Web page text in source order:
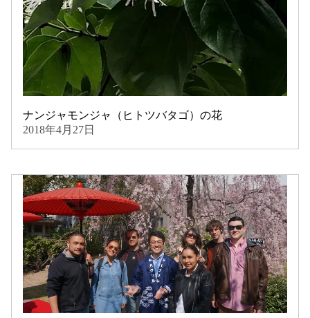
ナンジャモンジャ（ヒトツバタゴ）の花
2018年4月27日